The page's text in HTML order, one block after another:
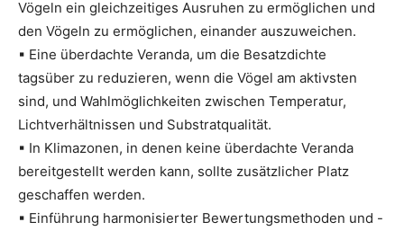
Vögeln ein gleichzeitiges Ausruhen zu ermöglichen und
den Vögeln zu ermöglichen, einander auszuweichen.
▪ Eine überdachte Veranda, um die Besatzdichte
tagsüber zu reduzieren, wenn die Vögel am aktivsten
sind, und Wahlmöglichkeiten zwischen Temperatur,
Lichtverhältnissen und Substratqualität.
▪ In Klimazonen, in denen keine überdachte Veranda
bereitgestellt werden kann, sollte zusätzlicher Platz
geschaffen werden.
▪ Einführung harmonisierter Bewertungsmethoden und -